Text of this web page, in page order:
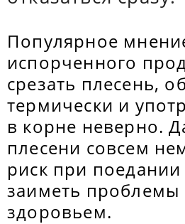
Популярное
испорченного
срезать плесень,
термически и
в корне неверно.
плесени совсем
риск при
заиметь проблемы
здоровьем.